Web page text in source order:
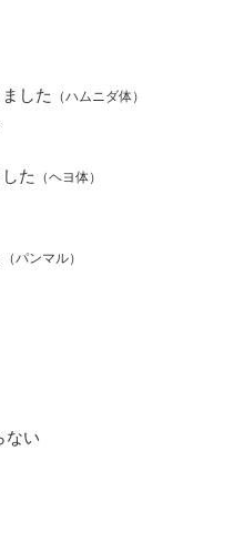
した （ハムニダ体）
た （ヘヨ体）
（パンマル）
ない